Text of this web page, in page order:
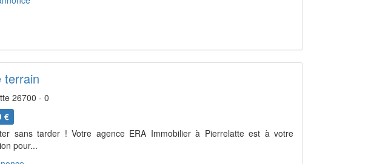
terrain
26700 - 0
€
sans tarder ! Votre agence ERA Immobilier à Pierrelatte est à votre
pour...